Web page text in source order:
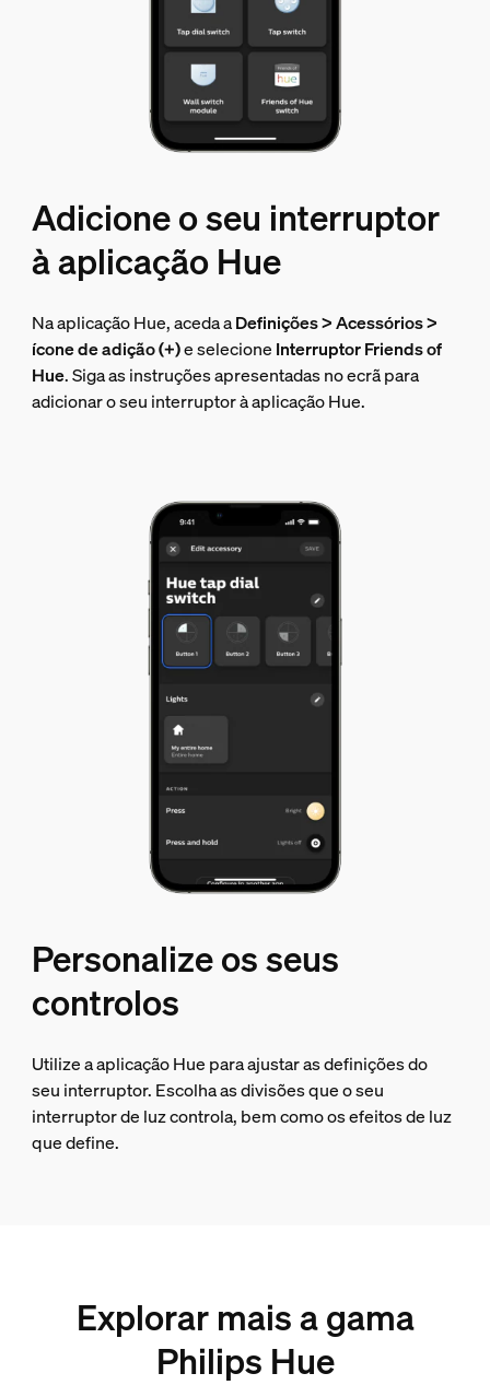
Adicione o seu interruptor
à aplicação Hue
Na aplicação Hue, aceda aDefinições > Acessórios >
ícone de adição (+)e selecione Interruptor Friends of
Hue. Siga as instruções apresentadas no ecrã para
adicionar o seu interruptor à aplicação Hue.
Personalize os seus
controlos
Utilize a aplicação Hue para ajustar as definições do
seu interruptor. Escolha as divisões que o seu
interruptor de luz controla, bem como os efeitos de luz
que define.
Explorar mais a gama
Philips Hue